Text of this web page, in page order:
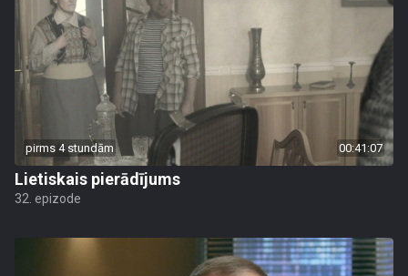
pirms 4 stundām 00:41:07
Lietiskais pierādījums
32. epizode